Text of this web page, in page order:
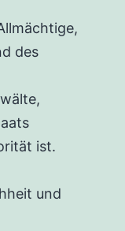
des
ist.
und